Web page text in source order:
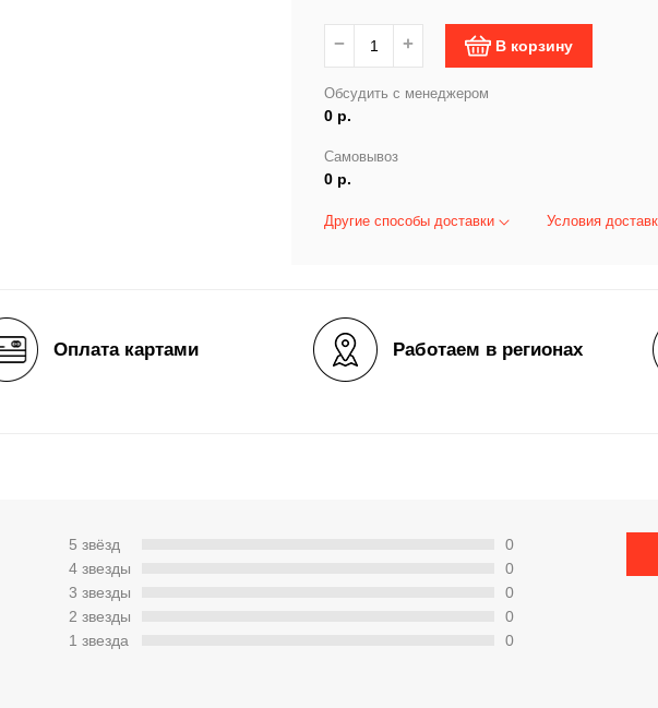
− + В корзину
Обсудить с менеджером
0 р.
Самовывоз
0 р.
Другие способы доставки Условия
Оплата картами Работаем в регионах
5 звёзд
4 звeзды
3 звeзды
2 звeзды
1 звeзда
0
0
0
0
0